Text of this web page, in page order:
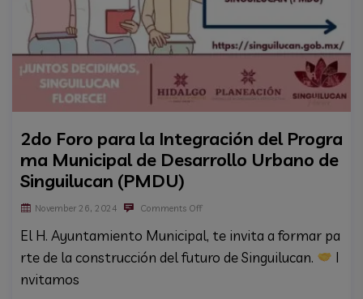
2do Foro para la Integración del Progra
ma Municipal de Desarrollo Urbano de
Singuilucan (PMDU)
November 26, 2024 Comments Off
El H. Ayuntamiento Municipal, te invita a formar pa
rte de la construcción del futuro de Singuilucan.
I
nvitamos